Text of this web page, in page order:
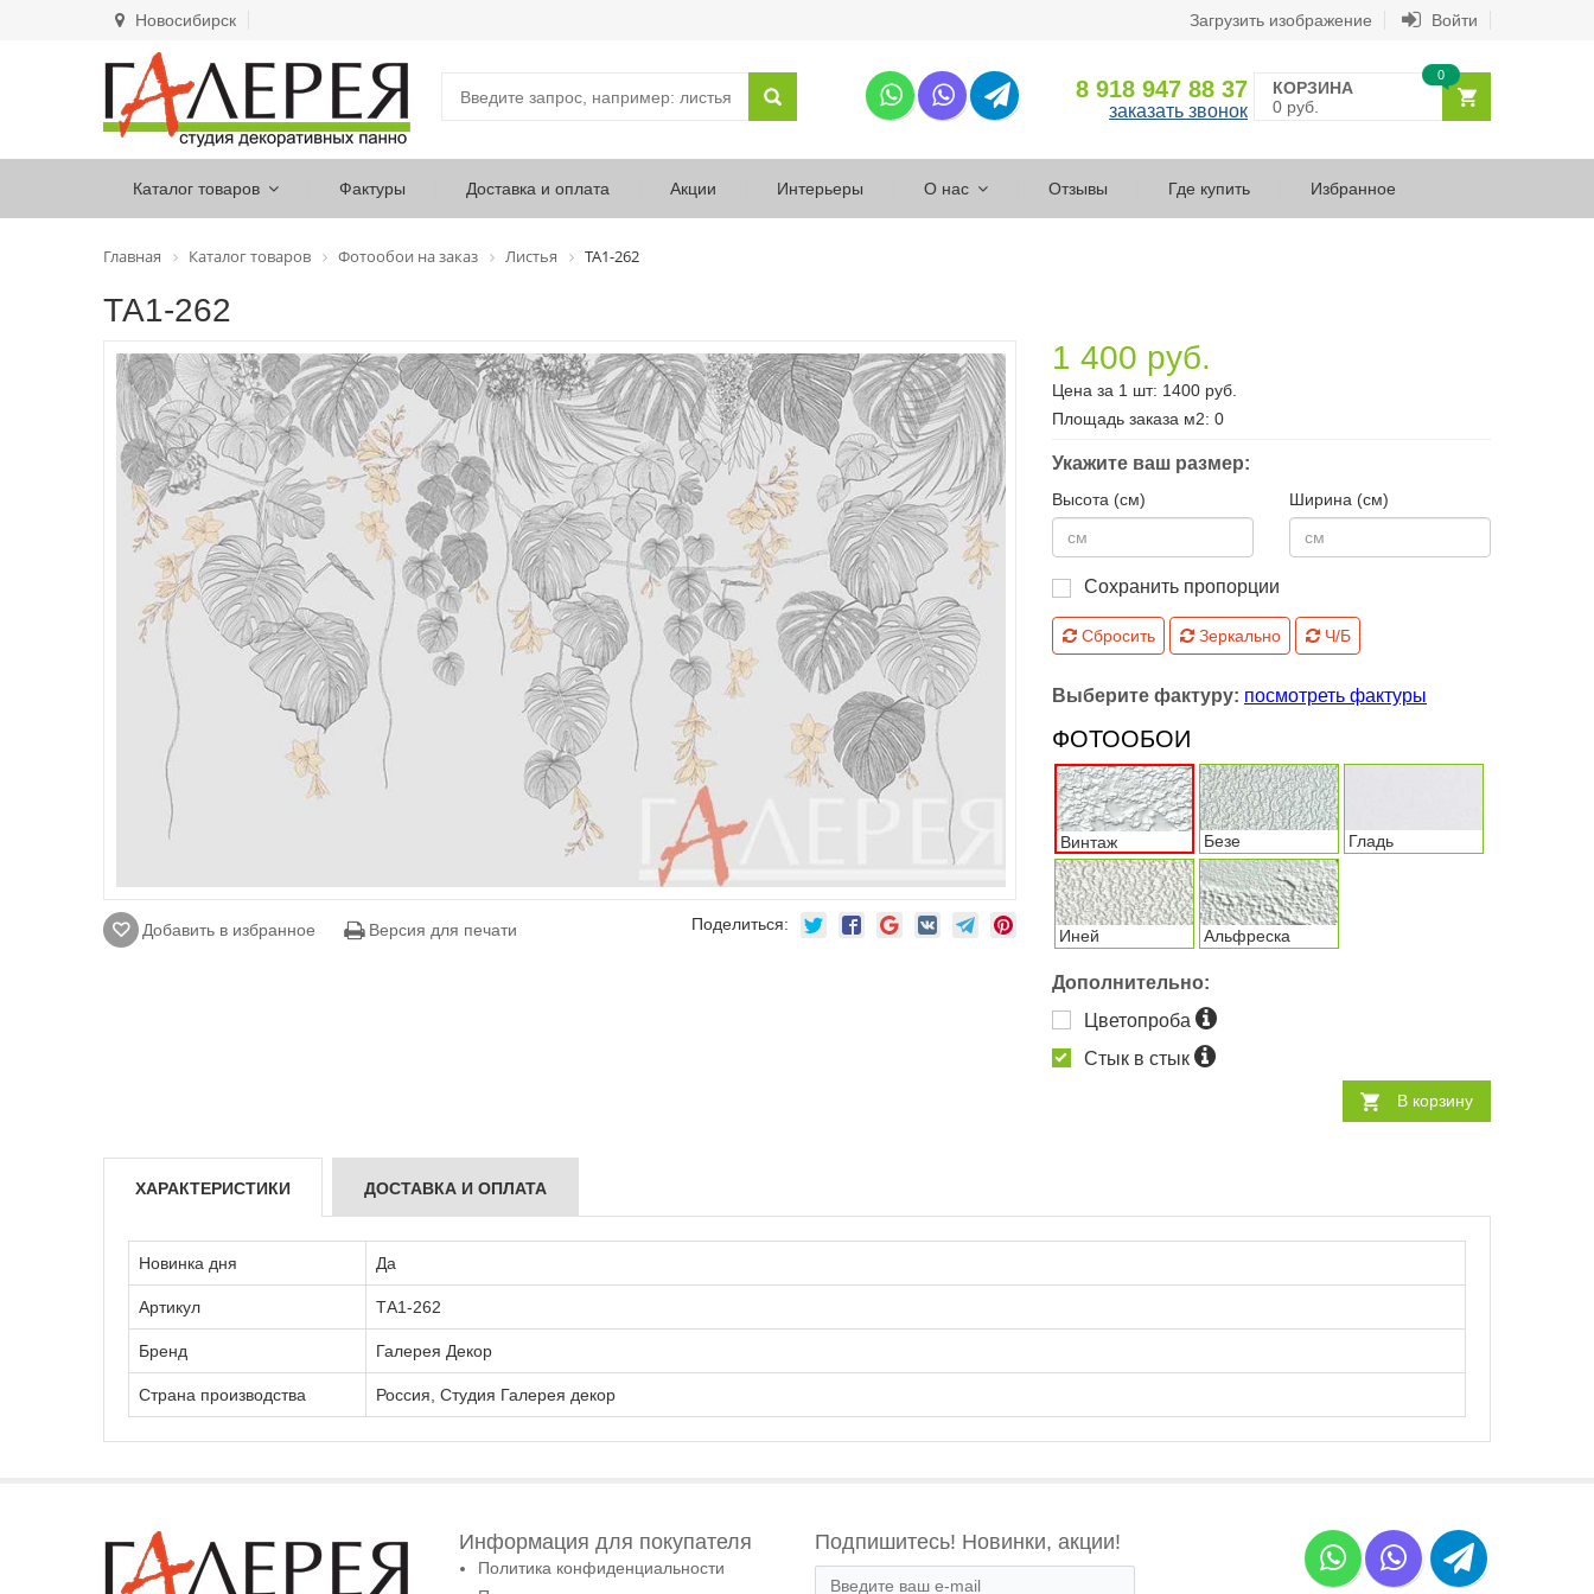
Новосибирск Загрузить изображение Войти
8 918 947 88 37
заказать звонок
КОРЗИНА
0 руб.
0
Каталог товаров Фактуры Доставка и оплата Акции Интерьеры О нас Отзывы Где купить Избранное
Главная Каталог товаров Фотообои на заказ Листья ТА1-262
ТА1-262
Добавить в избранное Версия для печати Поделиться:
1 400 руб.
Цена за 1 шт: 1400 руб.
Площадь заказа м2: 0
Укажите ваш размер:
Высота (см) Ширина (см)
Сохранить пропорции
Сбросить Зеркально Ч/Б
Выберите фактуру: посмотреть фактуры
ФОТООБОИ
Винтаж Безе Гладь
Иней Альфреска
Дополнительно:
Цветопроба
Стык в стык
В корзину
ХАРАКТЕРИСТИКИ ДОСТАВКА И ОПЛАТА
Новинка дня Да
Артикул ТА1-262
Бренд Галерея Декор
Страна производства Россия, Студия Галерея декор
Информация для покупателя
Политика конфиденциальности
Подпишитесь! Новинки, акции!